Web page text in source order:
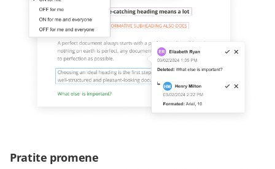
Pratite promene